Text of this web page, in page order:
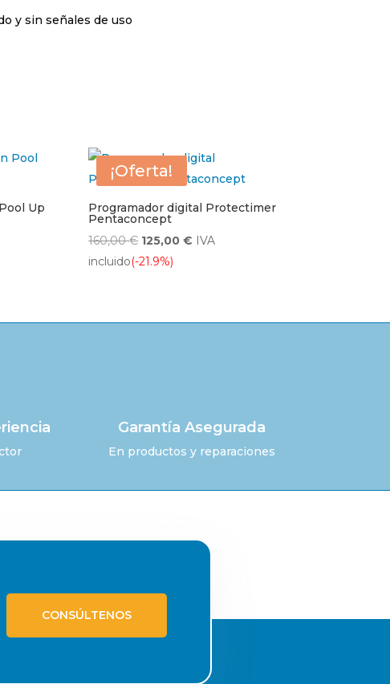
y sin señales de uso
Up
¡Oferta!
Programador digital Protectimer
Pentaconcept
160,00€ El
precio
160,00 €.
125,00€ El
125,00 €.
IVA
incluido(-21.9%)
Garantía Asegurada
En productos y reparaciones
CONSÚLTENOS